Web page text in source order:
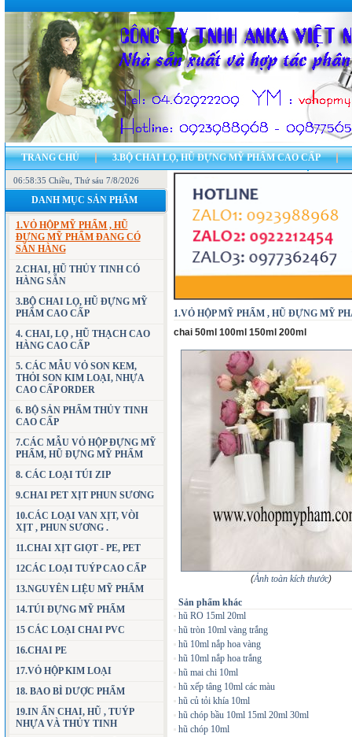
TRANG CHỦ 3.BỘ CHAI LỌ, HŨ ĐỰNG MỸ PHẨM CAO CẤP
7.CÁC MẪU VỎ HỘP ĐỰNG MỸ PHẨM, HŨ ĐỰNG MỸ PHẨM
23.BẢN ĐỒ - ĐỊA CHỈ CÔNG TY
06:58:36 Chiều , Thứ sáu 7/8/2026
DANH MỤC SẢN PHẨM
1.VỎ HỘP MỸ PHẨM , HŨ
ĐỰNG MỸ PHẨM ĐANG CÓ
SẴN HÀNG
2.CHAI, HŨ THỦY TINH CÓ
HÀNG SẴN
3.BỘ CHAI LỌ, HŨ ĐỰNG MỸ
PHẨM CAO CẤP
4. CHAI, LỌ , HŨ THẠCH CAO
HÀNG CAO CẤP
5. CÁC MẪU VỎ SON KEM,
THỎI SON KIM LOẠI, NHỰA
CAO CẤP ORDER
6. BỘ SẢN PHẨM THỦY TINH
CAO CẤP
7.CÁC MẪU VỎ HỘP ĐỰNG MỸ
PHẨM, HŨ ĐỰNG MỸ PHẨM
8. CÁC LOẠI TÚI ZIP
9.CHAI PET XỊT PHUN SƯƠNG
10.CÁC LOẠI VAN XỊT, VÒI
XỊT , PHUN SƯƠNG .
11.CHAI XỊT GIỌT - PE, PET
12CÁC LOẠI TUÝP CAO CẤP
13.NGUYÊN LIỆU MỸ PHẨM
14.TÚI ĐỰNG MỸ PHẨM
15 CÁC LOẠI CHAI PVC
16.CHAI PE
17.VỎ HỘP KIM LOẠI
18. BAO BÌ DƯỢC PHẨM
19.IN ẤN CHAI, HŨ , TUÝP
NHỰA VÀ THỦY TINH
1.VỎ HỘP MỸ PHẨM , HŨ ĐỰNG MỸ
chai 50ml 100ml 150ml 200ml
(Ảnh toàn kích thước)
Sản phẩm khác
hũ RO 15ml 20ml
hũ tròn 10ml vàng trắng
hũ 10ml nắp hoa vàng
hũ 10ml nắp hoa trắng
hũ mai chi 10ml
hũ xếp tâng 10ml các màu
hũ củ tỏi khía 10ml
hũ chóp bầu 10ml 15ml 20ml 30ml
hũ chóp 10ml